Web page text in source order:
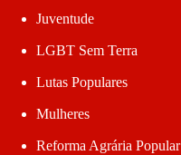
Juventude
LGBT Sem Terra
Lutas Populares
Mulheres
Reforma Agrária Popular